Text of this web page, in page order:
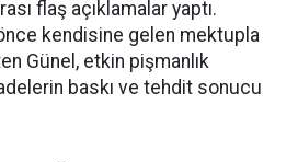
flaş açıklamalar yaptı.
kendisine gelen mektupla
Günel, etkin pişmanlık
baskı ve tehdit sonucu